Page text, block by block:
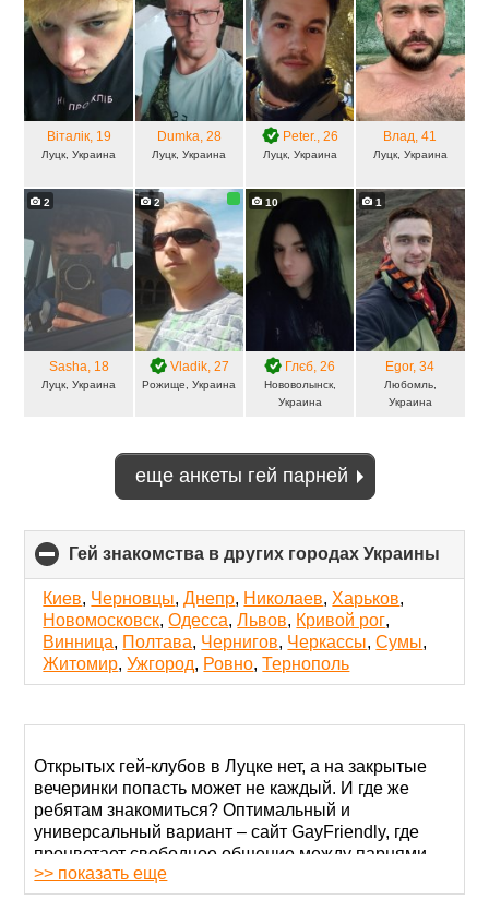
Віталік, 19
Луцк, Украина
Dumka, 28
Луцк, Украина
Peter., 26
Луцк, Украина
Влад, 41
Луцк, Украина
2
Sasha, 18
Луцк, Украина
2
Vladik, 27
Рожище, Украина
10
Глєб, 26
Нововолынск,
Украина
1
Egor, 34
Любомль,
Украина
еще анкеты гей парней
Гей знакомства в других городах Украины
to
Киев, Черновцы,Днепр, Николаев, Харьков,
Новомосковск,Одесса,Львов, Кривой рог,
Винница, Полтава, Чернигов, Черкассы,Сумы,
Житомир,Ужгород, Ровно,Тернополь
Открытых гей-клубов в Луцке нет, а на закрытые
вечеринки попасть может не каждый. И где же
ребятам знакомиться? Оптимальный и
универсальный вариант – сайт GayFriendly, где
процветает свободное общение между парнями
всего мира. Регистрируйтесь и проводите время
>> показать еще